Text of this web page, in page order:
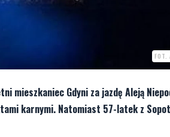
FOT.
mieszkaniec Gdyni za jazdę Aleją
karnymi. Natomiast 57-latek z